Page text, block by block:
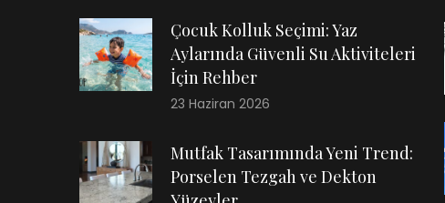
Çocuk Kolluk Seçimi: Yaz
Aylarında Güvenli Su Aktiviteleri
İçin Rehber
23 Haziran 2026
Mutfak Tasarımında Yeni Trend:
Porselen Tezgah ve Dekton